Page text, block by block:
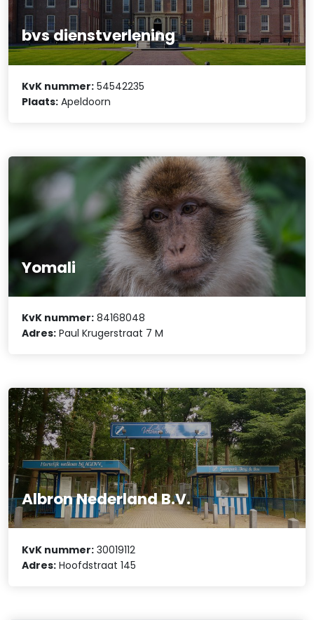
bvs dienstverlening
KvK nummer: 54542235
Plaats: Apeldoorn
Yomali
KvK nummer: 84168048
Adres: Paul Krugerstraat 7 M
Albron Nederland B.V.
KvK nummer: 30019112
Adres: Hoofdstraat 145